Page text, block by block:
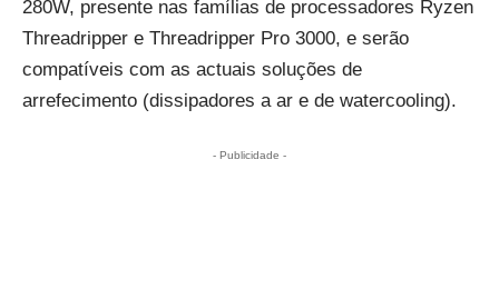
280W, presente nas famílias de processadores Ryzen
Threadripper e Threadripper Pro 3000, e serão
compatíveis com as actuais soluções de
arrefecimento (dissipadores a ar e de watercooling).
- Publicidade -